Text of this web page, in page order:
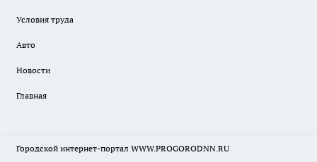
Условия труда
Авто
Новости
Главная
Городской интернет-портал WWW.PROGORODNN.RU